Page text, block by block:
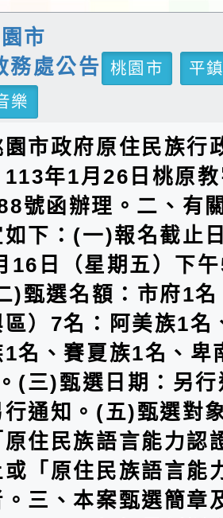
市
務處公告
桃園市
平
樂
市政府原住民族行
113年1月26日桃原
號函辦理。二、有
如下：(一)報名截止
16日（星期五）下
)甄選名額：市府1
區）7名：阿美族1名
名、賽夏族1名、卑
(三)甄選日期：另
行通知。(五)甄選對
住民族語言能力認
或「原住民族語言能
三、本案甄選簡章